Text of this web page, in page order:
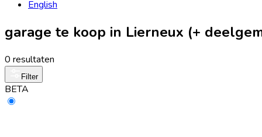
English
garage te koop in Lierneux (+
0 resultaten
Filter
BETA